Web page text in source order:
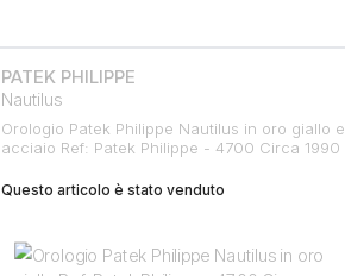
PATEK PHILIPPE
Nautilus
Orologio Patek Philippe Nautilus in oro giallo e
acciaio Ref: Patek Philippe - 4700 Circa 1990
Questo articolo è stato venduto